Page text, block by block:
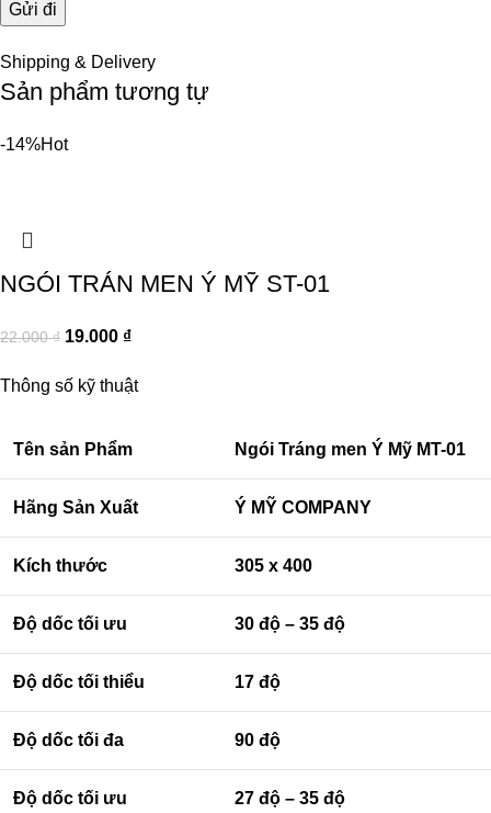
Shipping & Delivery
Sản phẩm tương tự
-14%Hot
NGÓI TRÁN MEN Ý MỸ ST-01
22.000₫ 19.000 ₫
Thông số kỹ thuật
Tên sản Phẩm Ngói Tráng men Ý Mỹ MT-01
Hãng Sản Xuất Ý MỸ COMPANY
Kích thước 305 x 400
Độ dốc tối ưu 30 độ – 35 độ
Độ dốc tối thiểu 17 độ
Độ dốc tối đa 90 độ
Độ dốc tối ưu 27 độ – 35 độ